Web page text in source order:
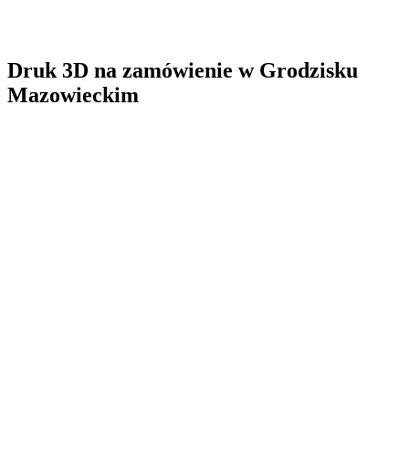
Druk 3D na zamówienie w Grodzisku
Mazowieckim